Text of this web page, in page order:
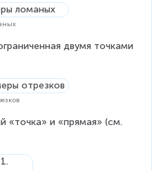
двумя точками
«точка» и «прямая» (см.